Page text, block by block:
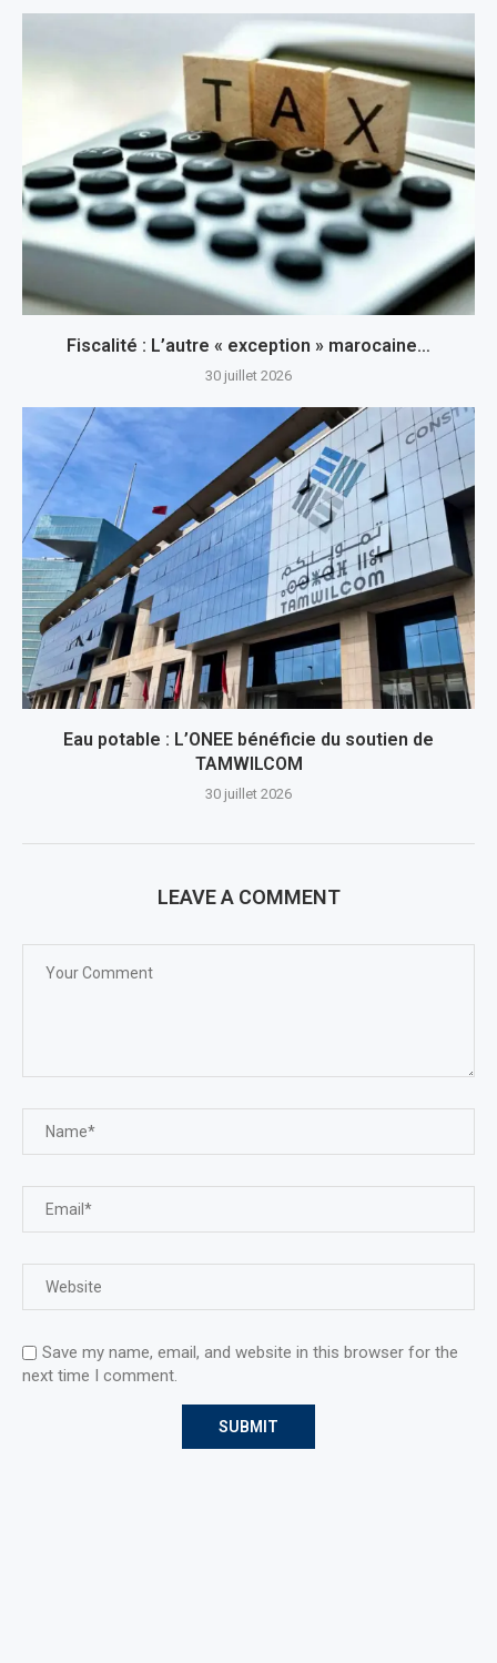
Fiscalité : L’autre « exception » marocaine…
30 juillet 2026
Eau potable : L’ONEE bénéficie du soutien de
TAMWILCOM
30 juillet 2026
LEAVE A COMMENT
Save my name, email, and website in this browser for the
next time I comment.